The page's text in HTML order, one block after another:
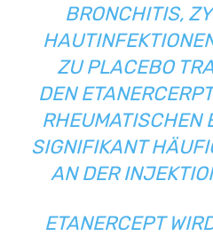
BRONCHITIS,
ZU PLACEBO
DEN
RHEUMATISCHEN
SIGNIFIKANT
AN DER
ETANERCEPT